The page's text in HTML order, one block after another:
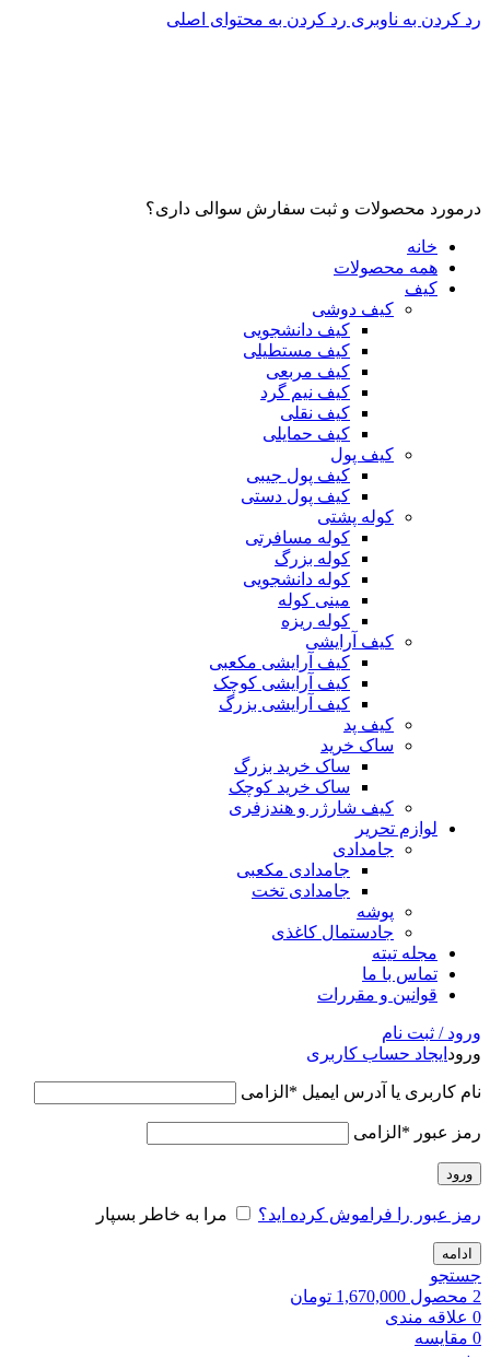
رد کردن به ناوبری رد کردن به محتوای اصلی
درمورد محصولات و ثبت سفارش سوالی داری؟
خانه
همه محصولات
کیف
کیف دوشی
کیف دانشجویی
کیف مستطیلی
کیف مربعی
کیف نیم گرد
کیف نقلی
کیف حمایلی
کیف پول
کیف پول جیبی
کیف پول دستی
کوله پشتی
کوله مسافرتی
کوله بزرگ
کوله دانشجویی
مینی کوله
کوله ریزه
کیف آرایشی
کیف آرایشی مکعبی
کیف آرایشی کوچک
کیف آرایشی بزرگ
کیف پد
ساک خرید
ساک خرید بزرگ
ساک خرید کوچک
کیف شارژر و هندزفری
لوازم تحریر
جامدادی
جامدادی مکعبی
جامدادی تخت
پوشه
جادستمال کاغذی
مجله تیته
تماس با ما
قوانین و مقررات
ورود / ثبت نام
ورود ایجاد حساب کاربری
نام کاربری یا آدرس ایمیل * الزامی
رمز عبور * الزامی
ورود
رمز عبور را فراموش کرده اید؟ مرا به خاطر بسپار
ادامه
جستجو
2 محصول 1,670,000 تومان
0 علاقه مندی
0 مقایسه